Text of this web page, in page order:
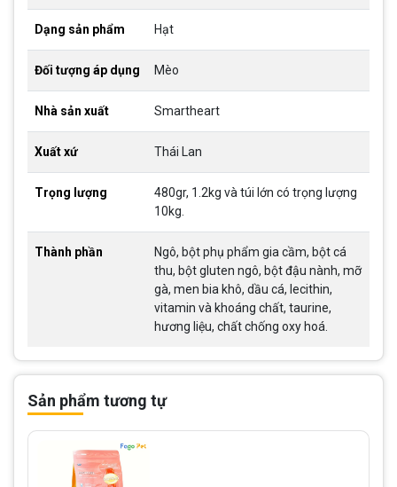
Dạng sản phẩm Hạt
Đối tượng áp dụng Mèo
Nhà sản xuất Smartheart
Xuất xứ Thái Lan
Trọng lượng
480gr, 1.2kg và túi lớn có trọng lượng
10kg.
Thành phần
Ngô, bột phụ phẩm gia cầm, bột cá
thu, bột gluten ngô, bột đậu nành, mỡ
gà, men bia khô, dầu cá, lecithin,
vitamin và khoáng chất, taurine,
hương liệu, chất chống oxy hoá.
Sản phẩm tương tự